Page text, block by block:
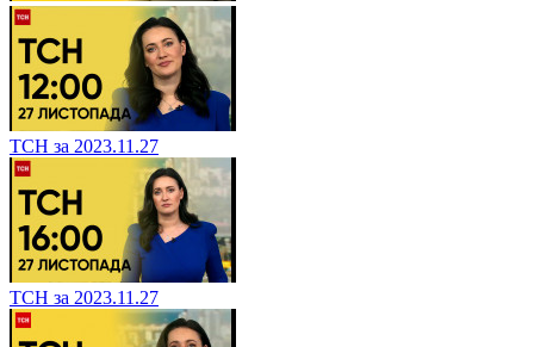
ТСН за 2023.11.27
ТСН за 2023.11.27